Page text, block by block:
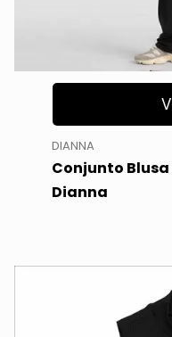
DIANNA
Conjunto
Dianna